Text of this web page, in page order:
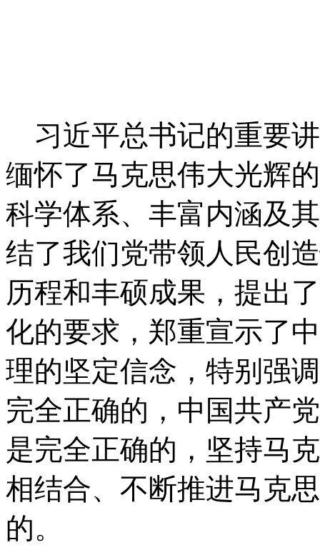
习近平总书记的重要
缅怀了马克思伟大光辉
科学体系、丰富内涵及
结了我们党带领人民创
历程和丰硕成果，提出
化的要求，郑重宣示了
理的坚定信念，特别强
完全正确的，中国共产
是完全正确的，坚持马
相结合、不断推进马克
的。